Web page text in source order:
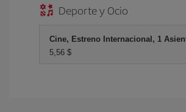
Deporte y Ocio
Cine, Estreno Internacional, 1
5,56 $